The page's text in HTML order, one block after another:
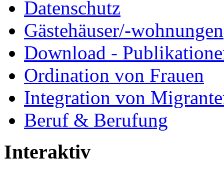
Datenschutz
Gästehäuser/-wohnungen
Download -
Ordination von Frauen
Integration von
Beruf & Berufung
Interaktiv